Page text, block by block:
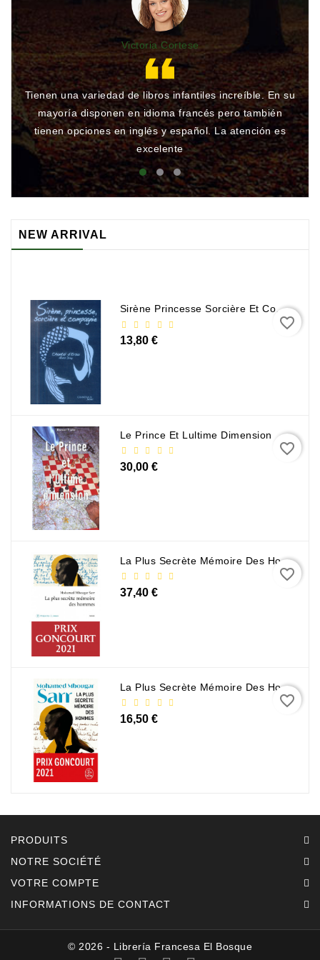
Victoria Cortese
Tienen una variedad de libros infantiles increíble. En su
mayoría disponen en idioma francés pero también
tienen opciones en inglés y español. La atención es
excelente
NEW ARRIVAL
Sirène Princesse Sorcière Et Compagnie
13,80 €
favorite_border
Le Prince Et Lultime Dimension
30,00 €
favorite_border
La Plus Secrète Mémoire Des Hommes - Mohamed Mbougar Sarr
37,40 €
favorite_border
La Plus Secrète Mémoire Des Hommes - Mohamed Mbougar Sarr
16,50 €
favorite_border
PRODUITS
NOTRE SOCIÉTÉ
VOTRE COMPTE
INFORMATIONS DE CONTACT
© 2026 - Librería Francesa El Bosque